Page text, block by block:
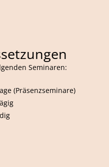
Seminaren:
(Präsenzseminare)